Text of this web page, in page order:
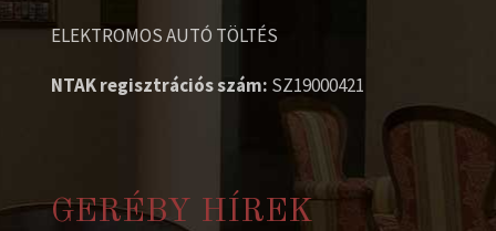
ELEKTROMOS AUTÓ TÖLTÉS
NTAK regisztrációs szám: SZ19000421
GERÉBY HÍREK